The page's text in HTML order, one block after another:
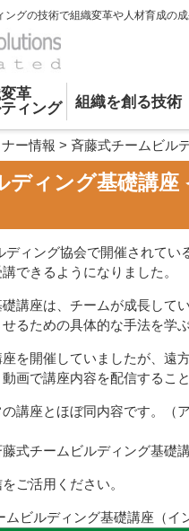
グの技術で組織変革や人材育成の成
革
ィング
組織を創る技術
ー情報 > 斉藤式チームビル
ディング基礎講座
ィング協会で開催されてい
できるようになりました。
講座は、チームが成長して
るための具体的な手法を学
を開催していましたが、遠
画で講座内容を配信するこ
講座とほぼ同内容です。（
藤式チームビルディング基礎
ご活用ください。
ムビルディング基礎講座（イ